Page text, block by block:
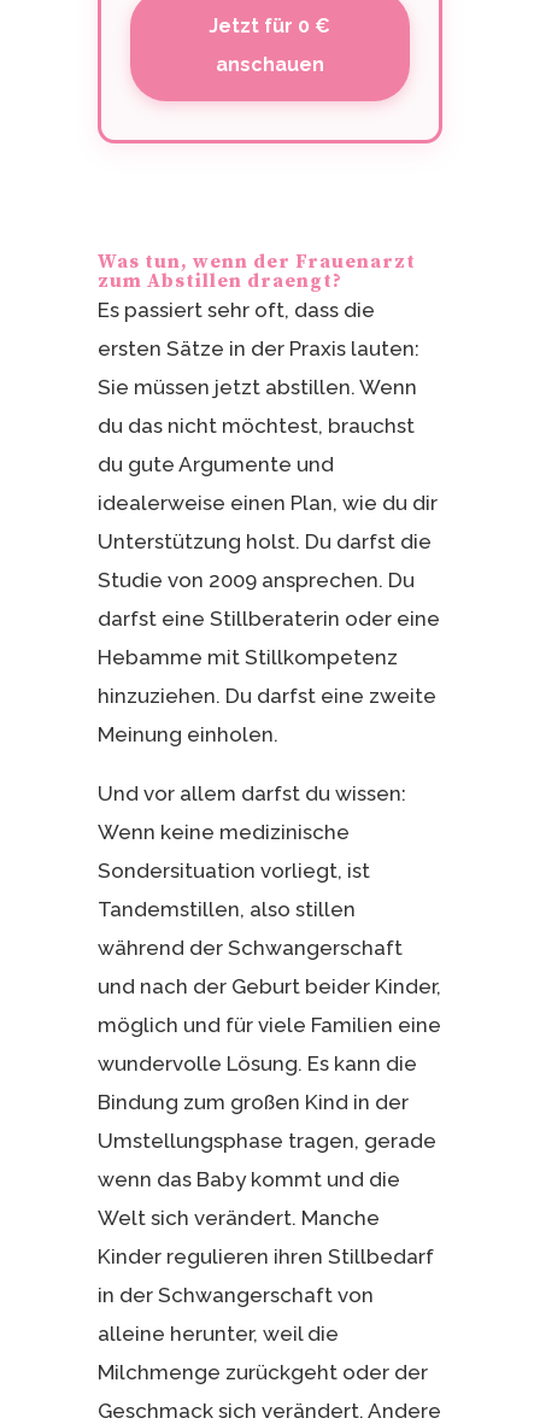
Jetzt für 0 €
anschauen
Was tun, wenn der Frauenarzt
zum Abstillen draengt?
Es passiert sehr oft, dass die
ersten Sätze in der Praxis lauten:
Sie müssen jetzt abstillen. Wenn
du das nicht möchtest, brauchst
du gute Argumente und
idealerweise einen Plan, wie du dir
Unterstützung holst. Du darfst die
Studie von 2009 ansprechen. Du
darfst eine Stillberaterin oder eine
Hebamme mit Stillkompetenz
hinzuziehen. Du darfst eine zweite
Meinung einholen.
Und vor allem darfst du wissen:
Wenn keine medizinische
Sondersituation vorliegt, ist
Tandemstillen, also stillen
während der Schwangerschaft
und nach der Geburt beider Kinder,
möglich und für viele Familien eine
wundervolle Lösung. Es kann die
Bindung zum großen Kind in der
Umstellungsphase tragen, gerade
wenn das Baby kommt und die
Welt sich verändert. Manche
Kinder regulieren ihren Stillbedarf
in der Schwangerschaft von
alleine herunter, weil die
Milchmenge zurückgeht oder der
Geschmack sich verändert. Andere